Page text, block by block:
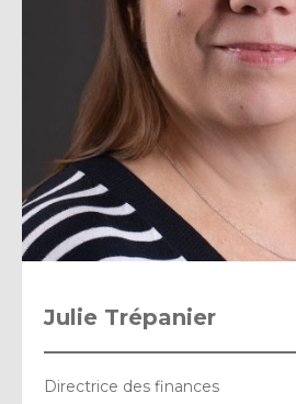
Julie Trépanier
Directrice des finances